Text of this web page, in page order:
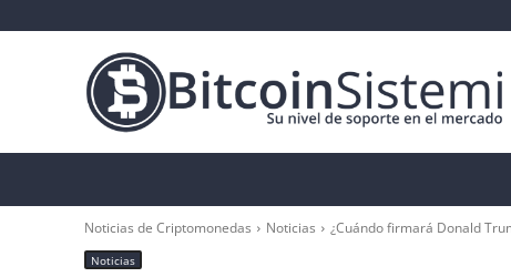
Noticias de Criptomonedas Noticias ¿Cuándo firmará Donald
Noticias